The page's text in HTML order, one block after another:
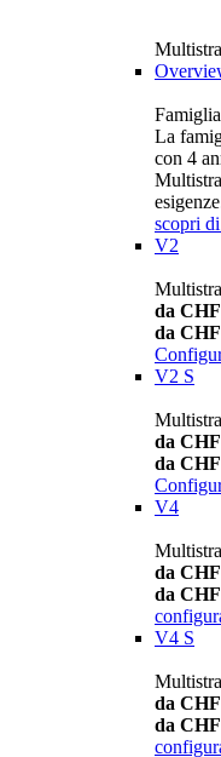
La
con 4
scopri
V2
da CHF
da
V2 S
da CHF
da
V4
da CHF
da
V4 S
da CHF
da